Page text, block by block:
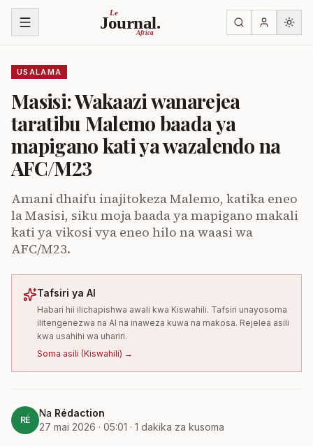
Ruka kwenye yaliyomo
Le
Journal.
Africa
USALAMA
Masisi: Wakaazi wanarejea
taratibu Malemo baada ya
mapigano kati ya wazalendo na
AFC/M23
Amani dhaifu inajitokeza Malemo, katika eneo
la Masisi, siku moja baada ya mapigano makali
kati ya vikosi vya eneo hilo na waasi wa
AFC/M23.
Tafsiri ya AI
Habari hii ilichapishwa awali kwa Kiswahili. Tafsiri unayosoma
ilitengenezwa na AI na inaweza kuwa na makosa. Rejelea asili
kwa usahihi wa uhariri.
Soma asili (Kiswahili) →
RÉ
Na Rédaction
27 mai 2026 · 05:01 · 1 dakika za kusoma